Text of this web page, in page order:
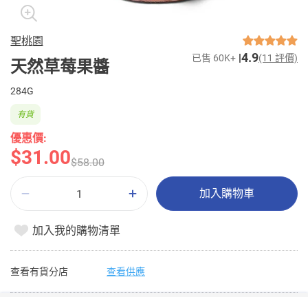
聖桃園
天然草莓果醬 已售 60K+ 4.9(11 評價)
284G
優惠價:
$31.00$58.00
有貨
加入購物車
加入我的購物清單
查看有貨分店 查看供應